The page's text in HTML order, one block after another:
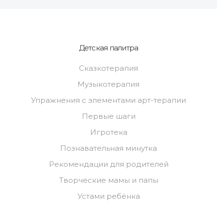
Детская палитра
Сказкотерапия
Музыкотерапия
Упражнения с элементами арт-терапии
Первые шаги
Игротека
Познавательная минутка
Рекомендации для родителей
Творческие мамы и папы
Устами ребёнка